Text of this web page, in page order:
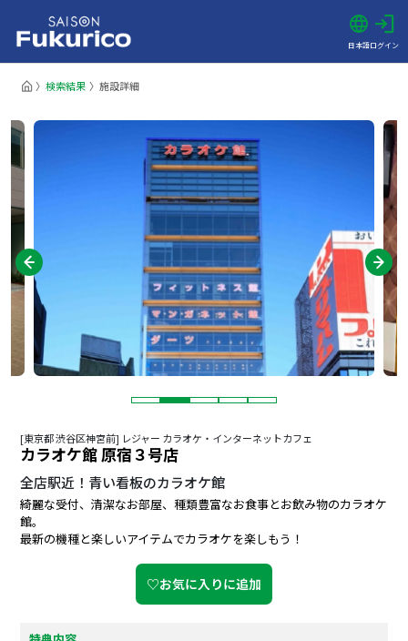
日本語ログイン
検索結果 施設詳細
[東京都 渋谷区神宮前] レジャー カラオケ・インターネットカフェ
カラオケ館 原宿３号店
全店駅近！青い看板のカラオケ館
綺麗な受付、清潔なお部屋、種類豊富なお食事とお飲み物のカラオケ
館。
最新の機種と楽しいアイテムでカラオケを楽しもう！
♡お気に入りに追加